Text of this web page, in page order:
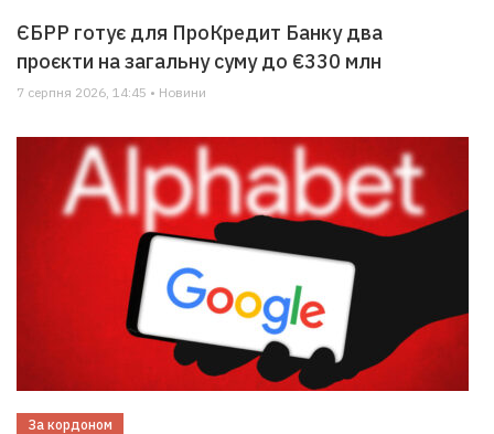
ЄБРР готує для ПроКредит Банку два
проєкти на загальну суму до €330 млн
7 серпня 2026, 14:45 • Новини
За кордоном